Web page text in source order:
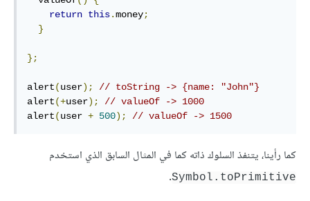
return this.money;
}
};
alert(user);
// toString -> {name: "John"}
alert(+user);
// valueOf -> 1000
alert(user + 500); // valueOf -> 1500
كما رأينا، يتنفذ السلوك ذاته كما في المثال السابق الذي استخدم
Symbol.toPrimitive
.